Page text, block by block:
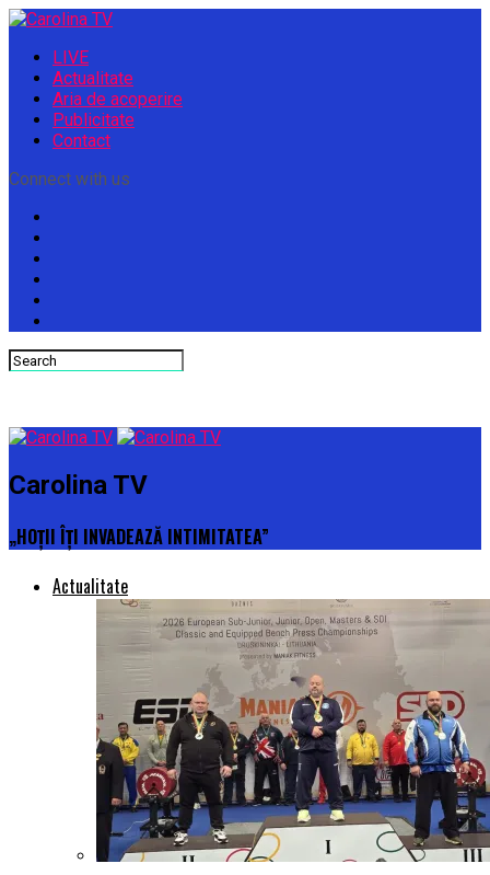
LIVE
Actualitate
Aria de acoperire
Publicitate
Contact
Connect with us
Carolina TV
„HOȚII ÎȚI INVADEAZĂ INTIMITATEA”
Actualitate